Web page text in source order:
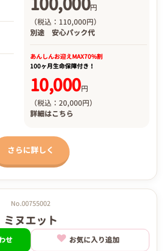
円
（税込：110,000円）
別途 安心パック代
あんしんお迎えMAX70%割
100ヶ月生命保障付き！
10,000円
（税込：20,000円）
詳細はこちら
さらに詳しく
No.00755002
ミヌエット
せ お気に入り追加